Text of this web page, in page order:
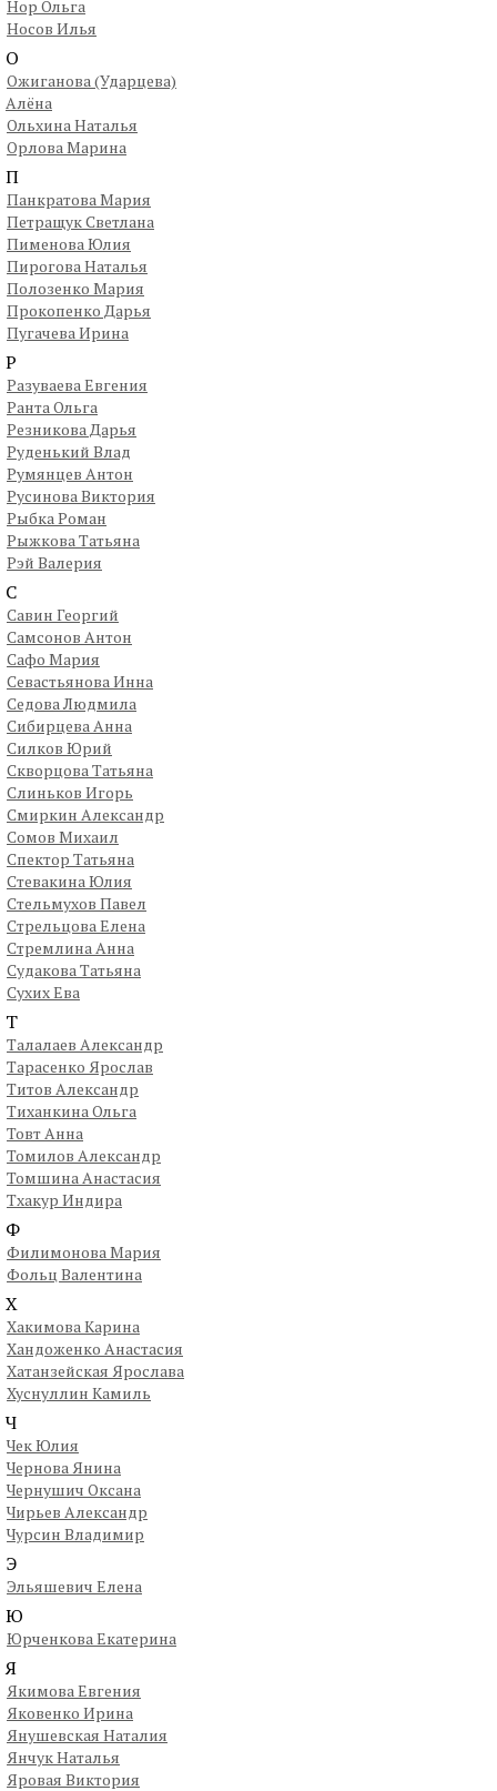
Нор Ольга
Носов Илья
О
Ожиганова (Ударцева)
Алёна
Ольхина Наталья
Орлова Марина
П
Панкратова Мария
Петращук Светлана
Пименова Юлия
Пирогова Наталья
Полозенко Мария
Прокопенко Дарья
Пугачева Ирина
Р
Разуваева Евгения
Ранта Ольга
Резникова Дарья
Руденький Влад
Румянцев Антон
Русинова Виктория
Рыбка Роман
Рыжкова Татьяна
Рэй Валерия
С
Савин Георгий
Самсонов Антон
Сафо Мария
Севастьянова Инна
Седова Людмила
Сибирцева Анна
Силков Юрий
Скворцова Татьяна
Слиньков Игорь
Смиркин Александр
Сомов Михаил
Спектор Татьяна
Стевакина Юлия
Стельмухов Павел
Стрельцова Елена
Стремлина Анна
Судакова Татьяна
Сухих Ева
Т
Талалаев Александр
Тарасенко Ярослав
Титов Александр
Тиханкина Ольга
Товт Анна
Томилов Александр
Томшина Анастасия
Тхакур Индира
Ф
Филимонова Мария
Фольц Валентина
Х
Хакимова Карина
Хандоженко Анастасия
Хатанзейская Ярослава
Хуснуллин Камиль
Ч
Чек Юлия
Чернова Янина
Чернушич Оксана
Чирьев Александр
Чурсин Владимир
Э
Эльяшевич Елена
Ю
Юрченкова Екатерина
Я
Якимова Евгения
Яковенко Ирина
Янушевская Наталия
Янчук Наталья
Яровая Виктория